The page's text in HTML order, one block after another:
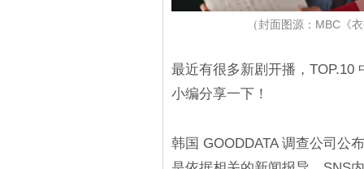
（封面图源：MBC《
最近有很多新剧开播，TOP.10
小编分享一下！
韩国 GOODDATA 调查公司公